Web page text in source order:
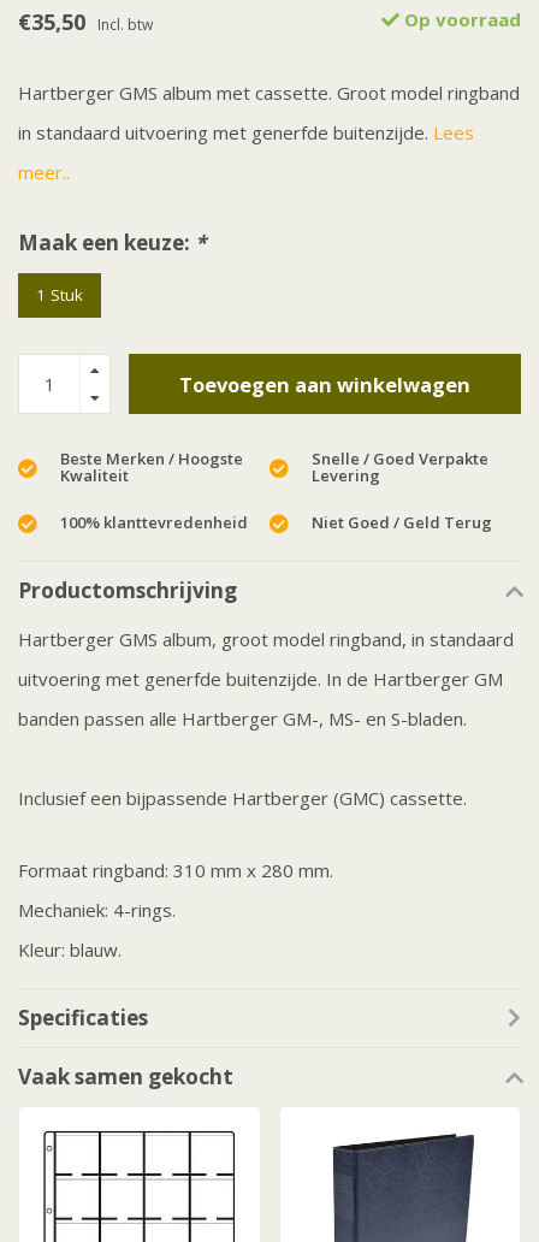
€35,50 Incl. btw Op voorraad
Hartberger GMS album met cassette. Groot model ringband
in standaard uitvoering met generfde buitenzijde. Lees
meer..
Maak een keuze: *
1 Stuk
Toevoegen aan winkelwagen
Beste Merken / Hoogste
Kwaliteit
Snelle / Goed Verpakte
Levering
100% klanttevredenheid Niet Goed / Geld Terug
Productomschrijving
Hartberger GMS album, groot model ringband, in standaard
uitvoering met generfde buitenzijde. In de Hartberger GM
banden passen alle Hartberger GM-, MS- en S-bladen.
Inclusief een bijpassende Hartberger (GMC) cassette.
Formaat ringband: 310 mm x 280 mm.
Mechaniek: 4-rings.
Kleur: blauw.
Specificaties
Vaak samen gekocht